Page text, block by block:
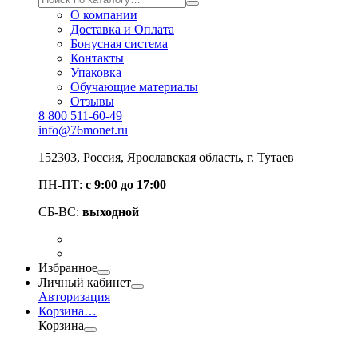
О компании
Доставка и Оплата
Бонусная система
Контакты
Упаковка
Обучающие материалы
Отзывы
8 800 511-60-49
info@76monet.ru
152303, Россия, Ярославская область, г. Тутаев
ПН-ПТ: с 9:00 до 17:00
СБ-ВС: выходной
Избранное
Личный кабинет
Авторизация
Корзина…
Корзина